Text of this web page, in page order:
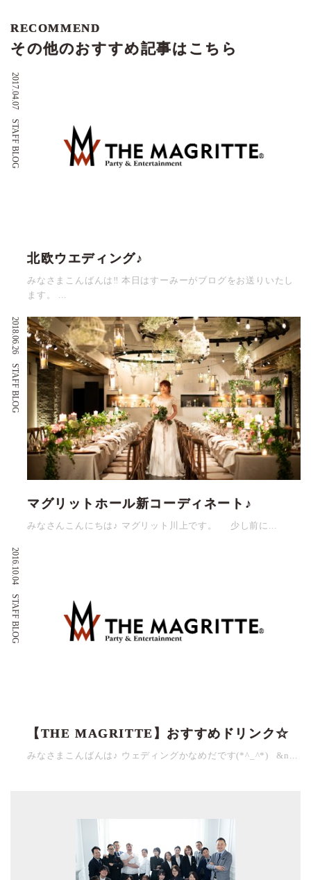
RECOMMEND
その他のおすすめ記事はこちら
2017.04.07
STAFF BLOG
北欧ウエディング♪
みなさまこんばんは‼ 本日はすーみーがブログをお送りいたし
ます。 ...
2018.06.26
STAFF BLOG
マグリットホール新コーディネート♪
みなさんこんにちは♪ マグリット川上です。 少し前に...
2016.10.04
STAFF BLOG
【THE MAGRITTE】おすすめドリンク☆
みなさまこんばんは♪ ウェディングかなめだです(*^_^*) &n...